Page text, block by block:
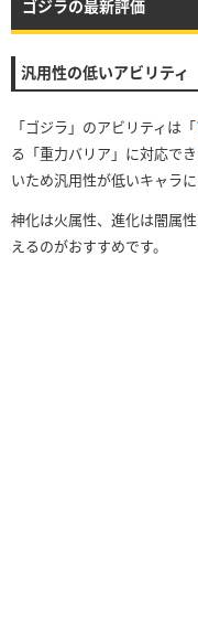
ゴジラの最新評価
汎用性の低いアビリティ
「ゴジラ」のアビリティは「
る「重力バリア」に対応で
いため汎用性が低いキャラに
神化は火属性、進化は闇属
えるのがおすすめです。